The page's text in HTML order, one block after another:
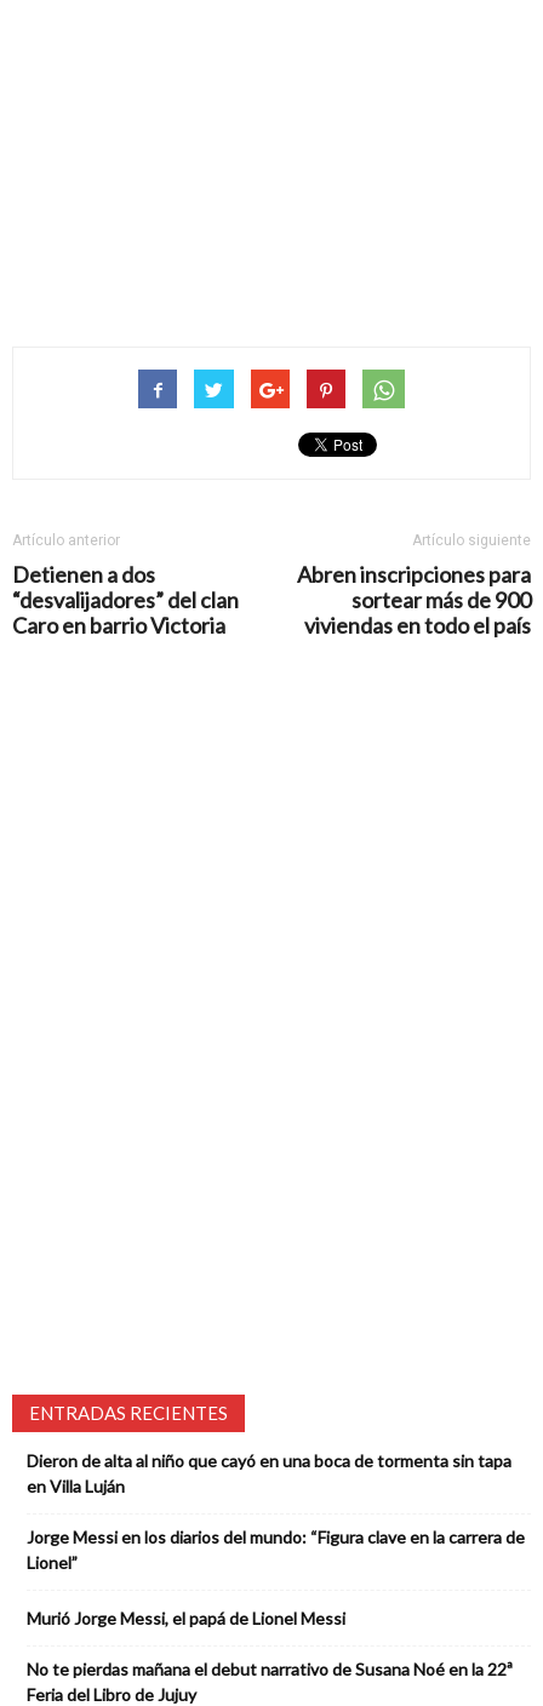
Artículo anterior
Detienen a dos
“desvalijadores” del clan
Caro en barrio Victoria
Artículo siguiente
Abren inscripciones para
sortear más de 900
viviendas en todo el país
ENTRADAS RECIENTES
Dieron de alta al niño que cayó en una boca de tormenta sin tapa
en Villa Luján
Jorge Messi en los diarios del mundo: “Figura clave en la carrera de
Lionel”
Murió Jorge Messi, el papá de Lionel Messi
No te pierdas mañana el debut narrativo de Susana Noé en la 22ª
Feria del Libro de Jujuy